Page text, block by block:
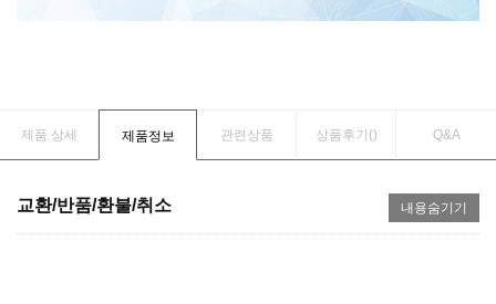
제품 상세 제품정보 관련상품 상품후기() Q&A
교환/반품/환불/취소 내용숨기기